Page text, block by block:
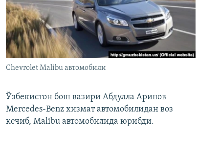
Chevrolet Malibu автомобили
Ўзбекистон бош вазири Абдулла Арипов
Mercedes-Benz хизмат автомобилидан воз
кечиб, Malibu автомобилида юрибди.